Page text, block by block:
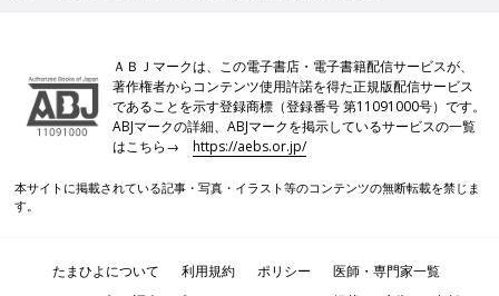
ＡＢＪマークは、この電子書店・電子書籍配信サービスが、
著作権者からコンテンツ使用許諾を得た正規版配信サービス
であることを示す登録商標（登録番号 第11091000号）です。
ABJマークの詳細、ABJマークを掲示しているサービスの一覧
はこちら→https://aebs.or.jp/
本サイトに掲載されている記事・写真・イラスト等のコンテンツの無断転載を禁じま
す。
たまひよについて 利用規約 ポリシー
医師・専門家一覧